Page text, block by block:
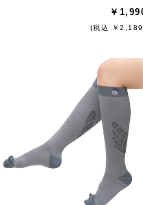
￥
(税込 ￥